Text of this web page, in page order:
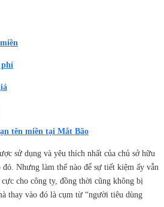
phí
tên miền tại Mắt Bão
sử dụng và yêu thích nhất của chủ sở hữu
Nhưng làm thế nào để sự tiết kiệm ấy vẫn
cho công ty, đồng thời cũng không bị
thay vào đó là cụm từ “người tiêu dùng